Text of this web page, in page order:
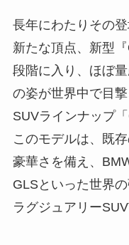
長年にわたりその
新たな頂点、新型
段階に入り、ほぼ
の姿が世界中で目
SUVラインナップ
このモデルは、既
豪華さを備え、
GLSといった世界
ラグジュアリー